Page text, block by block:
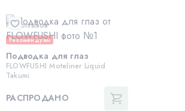
Нет отзывов
Рекомендуем
Подводка для глаз
FLOWFUSHI Moteliner Liquid
Takumi
РАСПРОДАНО